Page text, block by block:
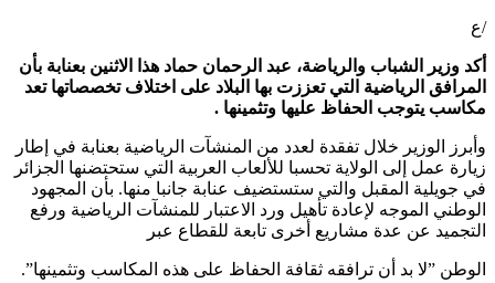
/ع
أكد وزير الشباب والرياضة، عبد الرحمان حماد هذا الاثنين بعنابة بأن
المرافق الرياضية التي تعززت بها البلاد على اختلاف تخصصاتها تعد
مكاسب يتوجب الحفاظ عليها وتثمينها .
وأبرز الوزير خلال تفقدة لعدد من المنشآت الرياضية بعنابة في إطار
زيارة عمل إلى الولاية تحسبا للألعاب العربية التي ستحتضنها الجزائر
في جويلية المقبل والتي ستستضيف عنابة جانبا منها. بأن المجهود
الوطني الموجه لإعادة تأهيل ورد الاعتبار للمنشآت الرياضية ورفع
التجميد عن عدة مشاريع أخرى تابعة للقطاع عبر
الوطن ”لا بد أن ترافقه ثقافة الحفاظ على هذه المكاسب وتثمينها”.